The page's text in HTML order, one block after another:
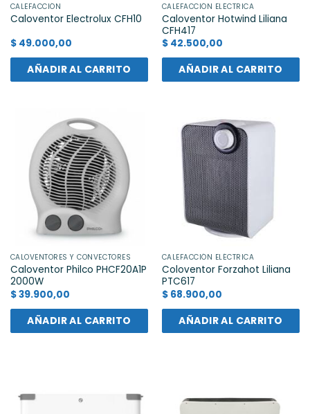
CALEFACCIÓN
Caloventor Electrolux CFH10
$49.000,00
AÑADIR AL CARRITO
CALEFACCIÓN ELÉCTRICA
Caloventor Hotwind Liliana
CFH417
$42.500,00
AÑADIR AL CARRITO
CALOVENTORES Y CONVECTORES
Caloventor Philco PHCF20A1P
2000W
$39.900,00
AÑADIR AL CARRITO
CALEFACCIÓN ELÉCTRICA
Coloventor Forzahot Liliana
PTC617
$68.900,00
AÑADIR AL CARRITO